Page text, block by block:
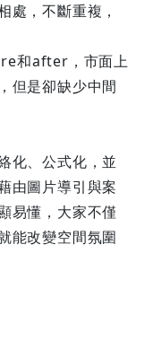
處，不斷重複，
和after，市面上
但是卻缺少中間
化、公式化，並
由圖片導引與案
易懂，大家不僅
能改變空間氛圍